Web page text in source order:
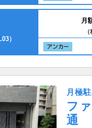
）
月
月極
フ
通